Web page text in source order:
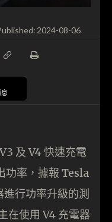
2024-08-06
及 V4 快速充電
功率，據報 Tesla
行功率升級的測
在使用 V4 充電器